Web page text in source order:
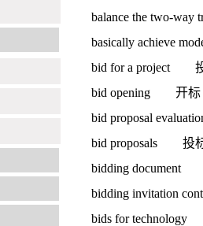
balance the two-
basically achieve
bid for a project
bid opening 开标
bid proposal
bid proposals 投
bidding document
bidding invitation
bids for